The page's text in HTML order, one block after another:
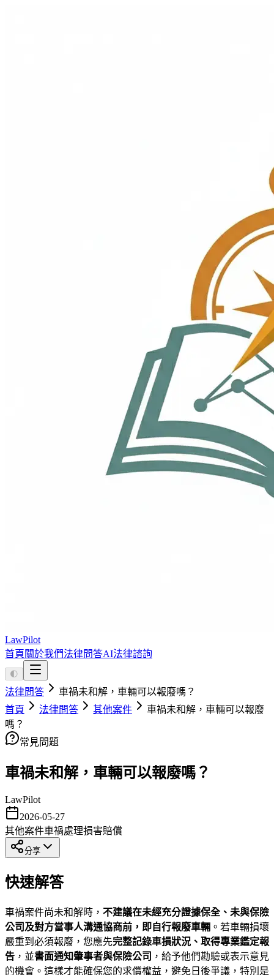
LawPilot
首頁 關於我們法律問答AI法律諮詢
🌓
法律問答
車禍未和解，車輛可以報廢嗎？
首頁
法律問答 其他案件
車禍未和解，車輛可以報廢
嗎？
常見問題
車禍未和解，車輛可以報廢嗎？
LawPilot
2026-05-27
其他案件車禍處理損害賠償
分享
快速解答
車禍案件尚未和解時， 不建議在未經充分證據保全、未與保險
公司及對方當事人溝通協商前，即自行報廢車輛 。若車輛損壞
嚴重到必須報廢，您應先完整記錄車損狀況、取得專業鑑定報
告 ，並書面通知肇事者與保險公司 ，給予他們勘驗或表示意見
的機會。這樣才能確保您的求償權益，避免日後爭議，特別是